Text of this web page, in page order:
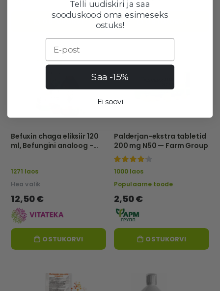
Befuxin chaga eliksiir 120
ml, Befungini analoog -
1271 laos
Hea valik
12,50 €
OSTUKORVI
Palderjan-ekstra tabletid
200 mg N50 — Farm Group
1000 laos
Populaarne toode
2,50 €
OSTUKORVI
Telli uudiskiri ja saa
sooduskood oma esimeseks
ostuks!
Saa -15%
Ei soovi